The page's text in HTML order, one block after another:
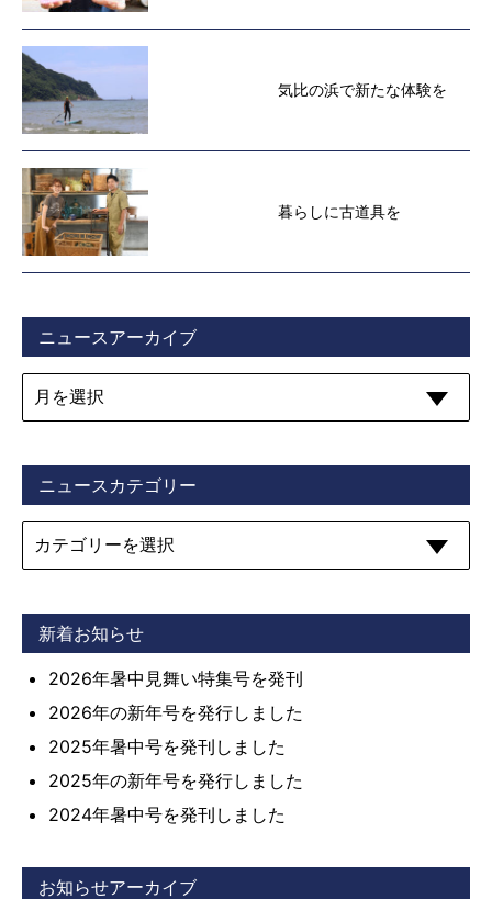
気比の浜で新たな体験を
暮らしに古道具を
ニュースアーカイブ
ニュースカテゴリー
新着お知らせ
2026年暑中見舞い特集号を発刊
2026年の新年号を発行しました
2025年暑中号を発刊しました
2025年の新年号を発行しました
2024年暑中号を発刊しました
お知らせアーカイブ